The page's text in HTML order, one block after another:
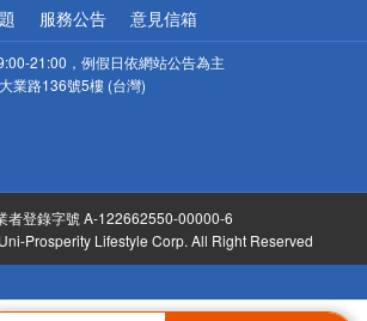
服務公告 意見信箱
21:00，例假日依網站公告為主
業路136號5樓 (台灣)
者登錄字號 A-122662550-00000-6
Prosperity Lifestyle Corp. All Right Reserved